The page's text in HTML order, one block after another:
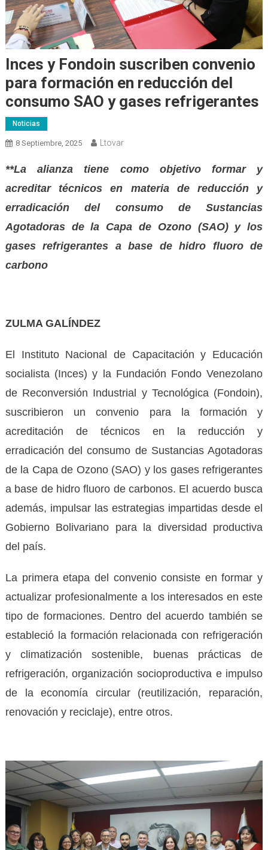
Inces y Fondoin suscriben convenio
para formación en reducción del
consumo SAO y gases refrigerantes
Noticias
8 Septiembre, 2025 Ltovar
**La alianza tiene como objetivo formar y
acreditar técnicos en materia de reducción y
erradicación del consumo de Sustancias
Agotadoras de la Capa de Ozono (SAO) y los
gases refrigerantes a base de hidro fluoro de
carbono
ZULMA GALÍNDEZ
El Instituto Nacional de Capacitación y Educación
socialista (Inces) y la Fundación Fondo Venezolano
de Reconversión Industrial y Tecnológica (Fondoin),
suscribieron un convenio para la formación y
acreditación de técnicos en la reducción y
erradicación del consumo de Sustancias Agotadoras
de la Capa de Ozono (SAO) y los gases refrigerantes
a base de hidro fluoro de carbonos. El acuerdo busca
además, impulsar las estrategias impartidas desde el
Gobierno Bolivariano para la diversidad productiva
del país.
La primera etapa del convenio consiste en formar y
actualizar profesionalmente a los interesados en este
tipo de formaciones. Dentro del acuerdo también se
estableció la formación relacionada con refrigeración
y climatización sostenible, buenas prácticas de
refrigeración, organización socioproductiva e impulso
de la economía circular (reutilización, reparación,
renovación y reciclaje), entre otros.